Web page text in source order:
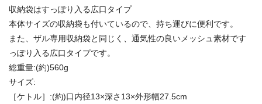
収納袋はすっぽり入る広口タイプ
本体サイズの収納袋も付いているので、持ち運びに便利です。
また、ザル専用収納袋と同じく、通気性の良いメッシュ素材です
っぽり入る広口タイプです。
総重量:(約)560g
サイズ:
［ケトル］:(約)口内径13×深さ13×外形幅27.5cm